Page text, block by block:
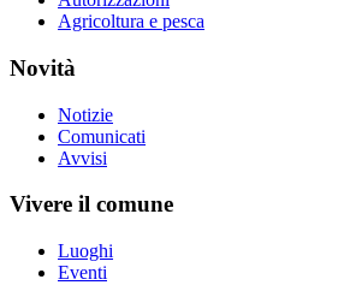
Agricoltura e pesca
Novità
Notizie
Comunicati
Avvisi
Vivere il comune
Luoghi
Eventi